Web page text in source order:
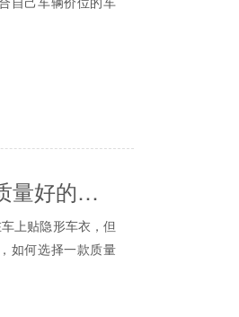
不会觉得自己是
部恶劣环境的损
，隐形车衣就可以
场，大面积补漆车
会对保护原车漆，还
的太多了，今天
选择呢？
包括改色膜、车衣
当地这家店能经营
成都隐形车衣：如何选择一款质量好的隐形车衣
上贴隐形车衣，但
如何选择一款质量